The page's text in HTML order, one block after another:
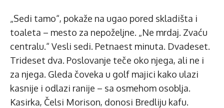
„Sedi tamo“, pokaže na ugao pored skladišta i
toaleta – mesto za nepoželjne. „Ne mrdaj. Zvaću
centralu.“ Vesli sedi. Petnaest minuta. Dvadeset.
Trideset dva. Poslovanje teče oko njega, ali ne i
za njega. Gleda čoveka u golf majici kako ulazi
kasnije i odlazi ranije – sa osmehom osoblja.
Kasirka, Čelsi Morison, donosi Bredliju kafu.